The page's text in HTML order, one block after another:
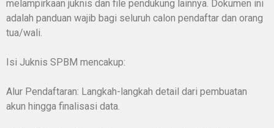
melampirkaan juknis dan file pendukung lainnya. Dokumen ini
adalah panduan wajib bagi seluruh calon pendaftar dan orang
tua/wali.
Isi Juknis SPBM mencakup:
Alur Pendaftaran: Langkah-langkah detail dari pembuatan
akun hingga finalisasi data.